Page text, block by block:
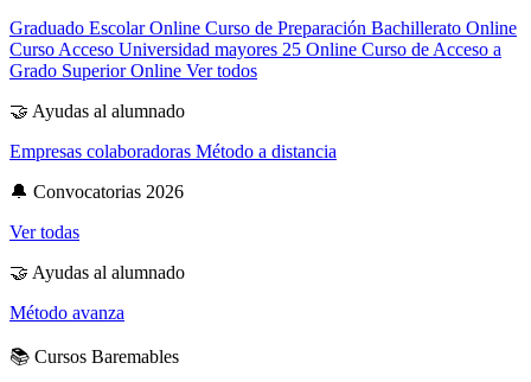
Graduado Escolar Online Curso de Preparación Bachillerato Online
Curso Acceso Universidad mayores 25 Online Curso de Acceso a
Grado Superior Online Ver todos
🤝 Ayudas al alumnado
Empresas colaboradoras Método a distancia
🔔 Convocatorias 2026
Ver todas
🤝 Ayudas al alumnado
Método avanza
📚 Cursos Baremables